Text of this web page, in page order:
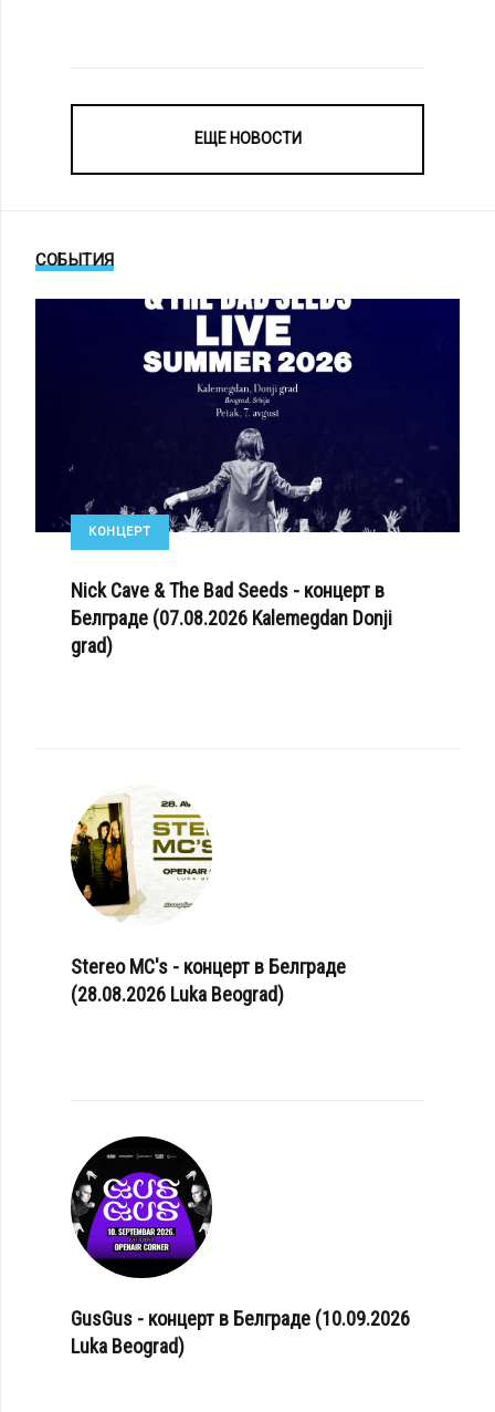
ЕЩЕ НОВОСТИ
СОБЫТИЯ
КОНЦЕРТ
Nick Cave & The Bad Seeds - концерт в
Белграде (07.08.2026 Kalemegdan Donji
grad)
Stereo MC's - концерт в Белграде
(28.08.2026 Luka Beograd)
GusGus - концерт в Белграде (10.09.2026
Luka Beograd)